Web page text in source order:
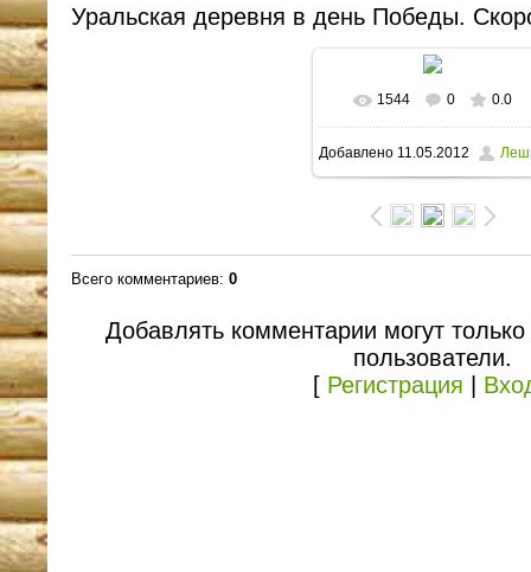
Уральская деревня в день Победы.
В реальном размере
1600x1190/ 241.9Kb
1544 0 0.0
Добавлено 11.05.2012
Всего комментариев: 0
Добавлять комментарии могут
пользователи.
[ Регистрация